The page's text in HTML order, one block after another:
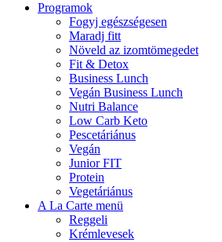
Programok
Fogyj egészségesen
Maradj fitt
Növeld az izomtömegedet
Fit & Detox
Business Lunch
Vegán Business Lunch
Nutri Balance
Low Carb Keto
Pescetáriánus
Vegán
Junior FIT
Protein
Vegetáriánus
A La Carte menü
Reggeli
Krémlevesek